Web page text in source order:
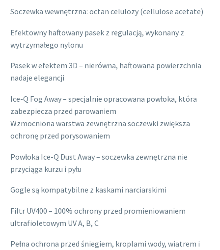
Soczewka wewnętrzna: octan celulozy (cellulose acetate)
Efektowny haftowany pasek z regulacją, wykonany z
wytrzymałego nylonu
Pasek w efektem 3D – nierówna, haftowana powierzchnia
nadaje elegancji
Ice-Q Fog Away – specjalnie opracowana powłoka, która
zabezpiecza przed parowaniem
Wzmocniona warstwa zewnętrzna soczewki zwiększa
ochronę przed porysowaniem
Powłoka Ice-Q Dust Away – soczewka zewnętrzna nie
przyciąga kurzu i pyłu
Gogle są kompatybilne z kaskami narciarskimi
Filtr UV400 – 100% ochrony przed promieniowaniem
ultrafioletowym UV A, B, C
Pełna ochrona przed śniegiem, kroplami wody, wiatrem i